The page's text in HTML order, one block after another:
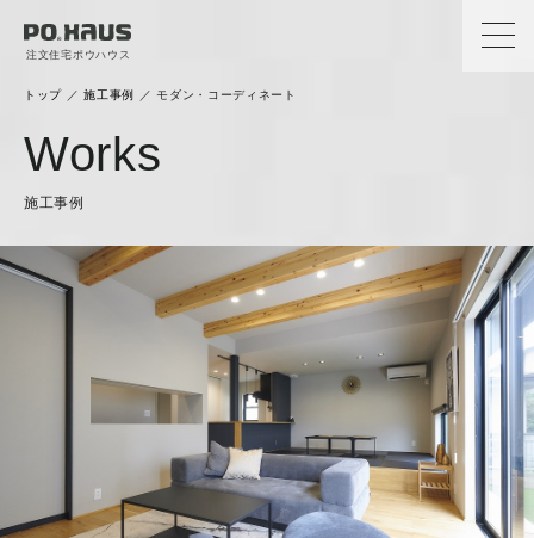
注文住宅ポウハウス
トップ ／施工事例 ／モダン・コーディネート
Works
施工事例